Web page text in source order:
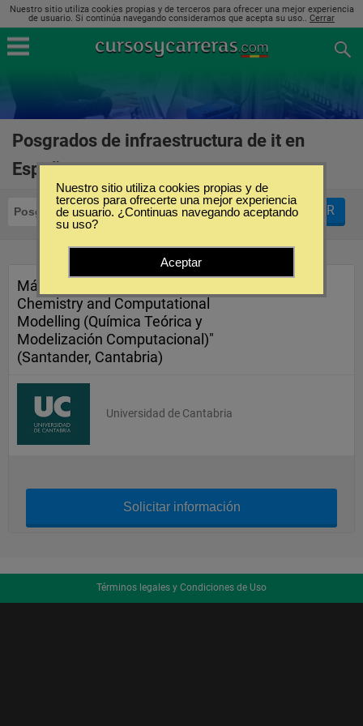
Nuestro sitio utiliza cookies propias y de terceros para ofrecer una mejor experiencia
de usuario. Si continúa navegando consideramos que acepta su uso.. Cerrar
Posgrados de infraestructura de it en
España
Posgrados Infraestructura de IT FILTRAR
Máster Europeo en "Theoretical
Chemistry and Computational
Modelling (Química Teórica y
Modelización Computacional)"
(Santander, Cantabria)
Universidad de Cantabria
Solicitar información
Términos legales y Condiciones de Uso
Nuestro sitio utiliza cookies propias y de
terceros para ofrecerte una mejor experiencia
de usuario. ¿Continuas navegando aceptando
su uso?
Aceptar